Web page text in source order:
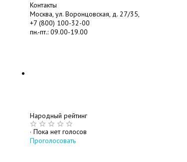
Контакты
Москва, ул. Воронцовская, д. 27/35,
+7 (800) 100-32-00
пн.-пт.: 09.00-19.00
Народный рейтинг
· Пока нет голосов
Проголосовать